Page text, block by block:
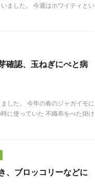
ました。 今週はホワイティとい
確認、玉ねぎにべと病
した。 今年の春のジャガイモに
に使っていた 不織布をべた掛け
、ブロッコリーなどに